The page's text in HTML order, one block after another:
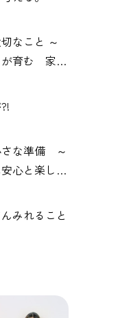
なこと ～
が育む 家族
さな準備 ～
心と楽しさ
みれること